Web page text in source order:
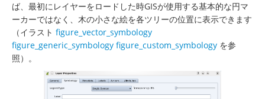
ば、最初にレイヤーをロードした時GISが使用する基本的な円マ
ーカーではなく、木の小さな絵を各ツリーの位置に表示できます
（イラスト figure_vector_symbology
figure_generic_symbology figure_custom_symbology を参
照）。